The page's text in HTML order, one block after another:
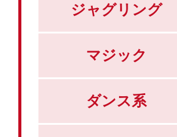
ジャグリング
マジック
ダンス系